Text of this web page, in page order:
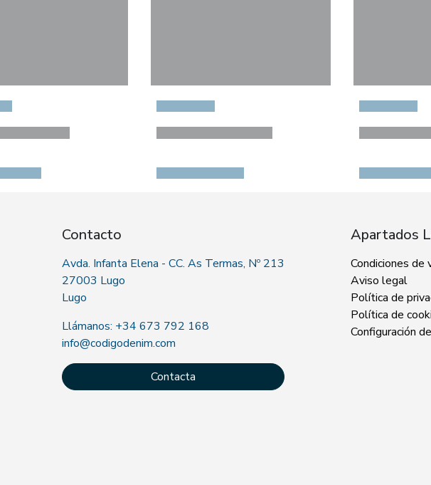
Contacto
Avda. Infanta Elena - CC. As Termas, Nº 213
27003 Lugo
Lugo
Llámanos: +34 673 792 168
info@codigodenim.com
Contacta
Apartados
Condiciones de
Aviso legal
Política de
Política de
Configuración